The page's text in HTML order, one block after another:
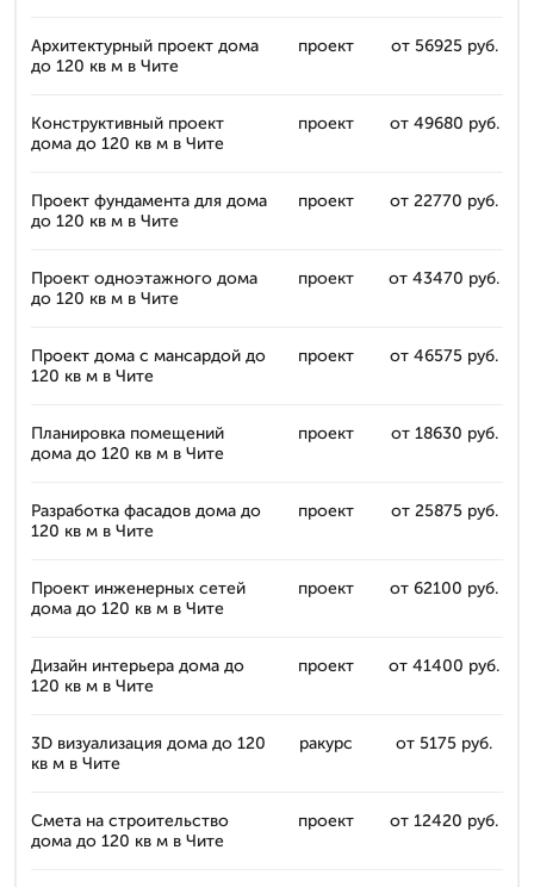
Архитектурный проект дома
до 120 кв м в Чите
проект от 56925 руб.
Конструктивный проект
дома до 120 кв м в Чите
проект от 49680 руб.
Проект фундамента для дома
до 120 кв м в Чите
проект от 22770 руб.
Проект одноэтажного дома
до 120 кв м в Чите
проект от 43470 руб.
Проект дома с мансардой до
120 кв м в Чите
проект от 46575 руб.
Планировка помещений
дома до 120 кв м в Чите
проект от 18630 руб.
Разработка фасадов дома до
120 кв м в Чите
проект от 25875 руб.
Проект инженерных сетей
дома до 120 кв м в Чите
проект от 62100 руб.
Дизайн интерьера дома до
120 кв м в Чите
проект от 41400 руб.
3D визуализация дома до 120
кв м в Чите
ракурс от 5175 руб.
Смета на строительство
дома до 120 кв м в Чите
проект от 12420 руб.